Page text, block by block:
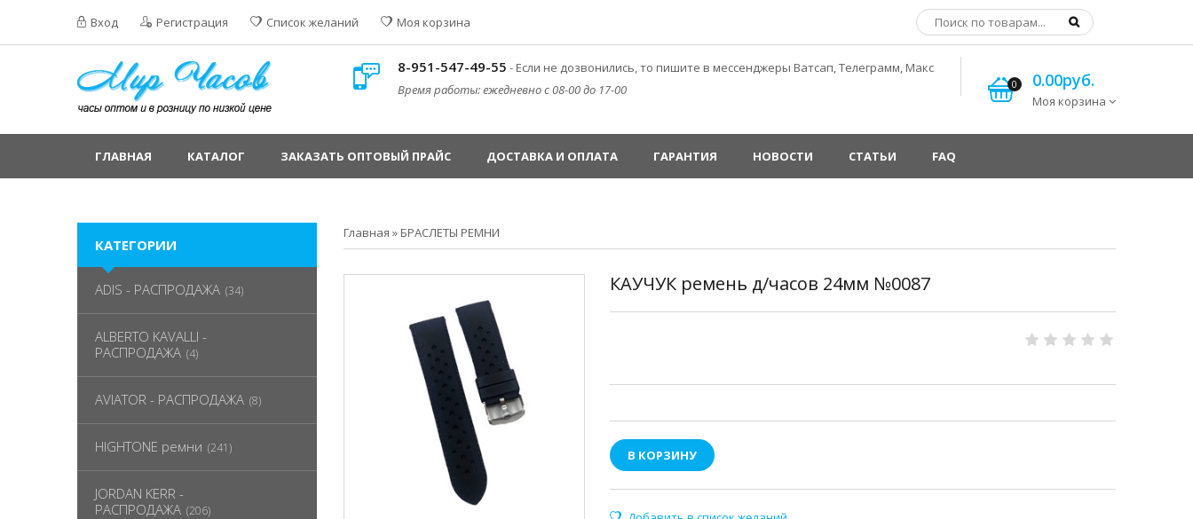
Вход Регистрация Список желаний Моя корзина
8-951-547-49-55 - Если не дозвонились, то пишите в мессенджеры Ватсап, Телеграмм, Макс
Время работы: ежедневно с 08-00 до 17-00
0 0.00руб.
Моя корзина
ГЛАВНАЯ КАТАЛОГ ЗАКАЗАТЬ ОПТОВЫЙ ПРАЙС ДОСТАВКА И ОПЛАТА ГАРАНТИЯ НОВОСТИ СТАТЬИ FAQ
Главная » БРАСЛЕТЫ РЕМНИ
КАУЧУК ремень д/часов 24мм №0087
В КОРЗИНУ
КАТЕГОРИИ
ADIS - РАСПРОДАЖА (34)
ALBERTO KAVALLI -
РАСПРОДАЖА (4)
AVIATOR - РАСПРОДАЖА (8)
HIGHTONE ремни (241)
JORDAN KERR -
РАСПРОДАЖА (206)